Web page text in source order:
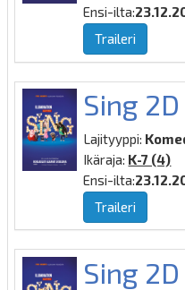
Ensi-ilta:
Traileri
Sing
Lajityyppi:
Ikäraja: K-7 (4)
Ensi-ilta:
Traileri
Sing